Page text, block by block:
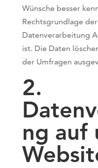
Wünsche besser
Rechtsgrundlage
Datenverarbeitung
ist. Die Daten
der Umfragen
2.
ng auf